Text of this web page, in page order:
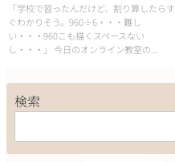
「学校で習ったんだけど、割り算したらす
ぐわかりそう。960÷6・・・難し
い・・・960こも描くスペースない
し・・・」 今日のオンライン教室の...
検索